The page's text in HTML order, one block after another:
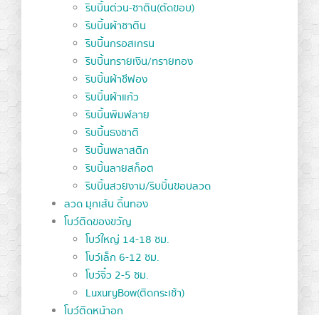
ริบบิ้นต่วน-ซาติน(ตัดขอบ)
ริบบิ้นผ้าซาติน
ริบบิ้นกรอสเกรน
ริบบิ้นทรายเงิน/ทรายทอง
ริบบิ้นผ้าชีฟอง
ริบบิ้นผ้าแก้ว
ริบบิ้นพิมพ์ลาย
ริบบิ้นธงชาติ
ริบบิ้นพลาสติก
ริบบิ้นลายสก็อต
ริบบิ้นสวยงาม/ริบบิ้นขอบลวด
ลวด มุกเส้น ดิ้นทอง
โบว์ติดของขวัญ
โบว์ใหญ่ 14-18 ซม.
โบว์เล็ก 6-12 ซม.
โบว์จิ๋ว 2-5 ซม.
LuxuryBow(ติดกระเช้า)
โบว์ติดหน้าอก